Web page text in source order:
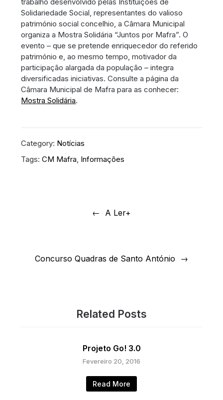
Solidariedade Social, representantes do valioso
património social concelhio, a Câmara Municipal
organiza a Mostra Solidária “Juntos por Mafra”. O
evento – que se pretende enriquecedor do referido
património e, ao mesmo tempo, motivador da
participação alargada da população – integra
diversificadas iniciativas. Consulte a página da
Câmara Municipal de Mafra para as conhecer:
Mostra Solidária.
Category: Notícias
Tags:CM Mafra Informações
A Ler+
Concurso Quadras de Santo António
Related Posts
Projeto Go! 3.0
Fevereiro 20, 2016
Read More